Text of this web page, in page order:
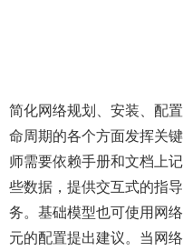
简化网络规划、安装、配
命周期的各个方面发挥关
师需要依赖手册和文档上
些数据，提供交互式的指
务。基础模型也可使用网
元的配置提出建议。当网